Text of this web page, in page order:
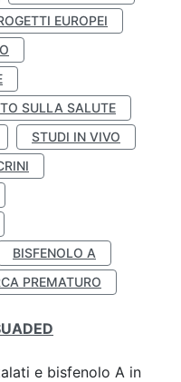
EUROPEI
SULLA SALUTE
STUDI IN VIVO
BISFENOLO A
PREMATURO
e bisfenolo A in